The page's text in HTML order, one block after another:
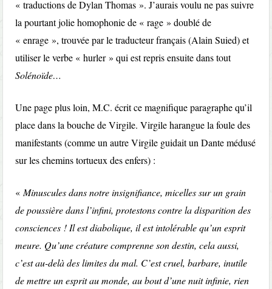
« traductions de Dylan Thomas ». J’aurais voulu ne pas suivre
la pourtant jolie homophonie de « rage » doublé de
« enrage », trouvée par le traducteur français (Alain Suied) et
utiliser le verbe « hurler » qui est repris ensuite dans tout
Solénoïde…
Une page plus loin, M.C. écrit ce magnifique paragraphe qu’il
place dans la bouche de Virgile. Virgile harangue la foule des
manifestants (comme un autre Virgile guidait un Dante médusé
sur les chemins tortueux des enfers) :
« Minuscules dans notre insignifiance, micelles sur un grain
de poussière dans l’infini, protestons contre la disparition des
consciences ! Il est diabolique, il est intolérable qu’un esprit
meure. Qu’une créature comprenne son destin, cela aussi,
c’est au-delà des limites du mal. C’est cruel, barbare, inutile
de mettre un esprit au monde, au bout d’une nuit infinie, rien